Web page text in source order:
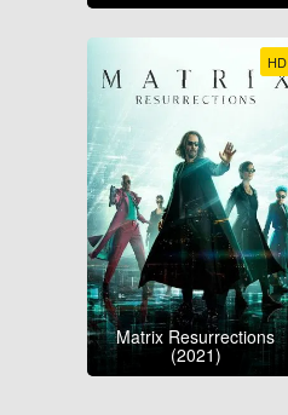
HD
Matrix Resurrections
(2021)